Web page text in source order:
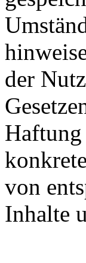
der
von
Inhalte